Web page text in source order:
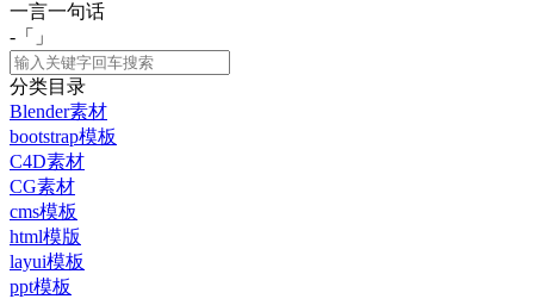
一言一句话
-「
」
分类目录
Blender素材
bootstrap模板
C4D素材
CG素材
cms模板
html模版
layui模板
ppt模板